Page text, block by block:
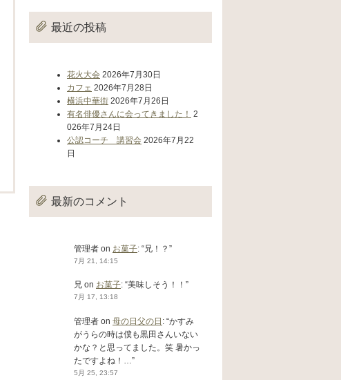
最近の投稿
花火大会 2026年7月30日
カフェ 2026年7月28日
横浜中華街 2026年7月26日
有名俳優さんに会ってきました！ 2
026年7月24日
公認コーチ 講習会 2026年7月22
日
最新のコメント
管理者 on お菓子: “兄！？ ”
7月 21, 14:15
兄 on お菓子: “美味しそう！！ ”
7月 17, 13:18
管理者 on 母の日父の日 : “かすみ
がうらの時は僕も黒田さんいない
かな？と思ってました。笑 暑かっ
たですよね！… ”
5月 25, 23:57